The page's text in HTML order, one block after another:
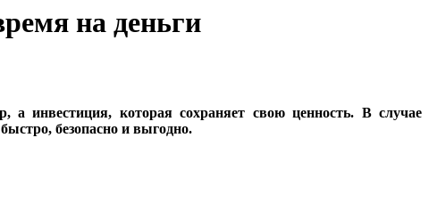
на деньги
а инвестиция, которая сохраняет свою ценность. В случае
безопасно и выгодно.